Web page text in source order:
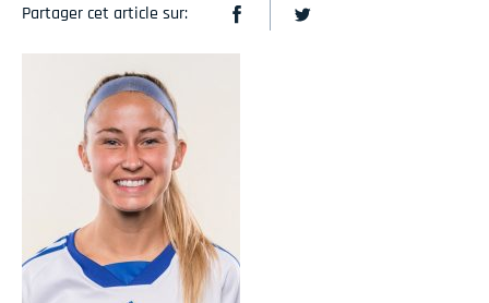
Partager cet article sur: